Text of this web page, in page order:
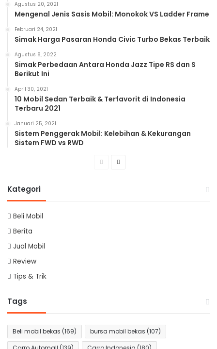
Agustus 20, 2021
Mengenal Jenis Sasis Mobil: Monokok VS Ladder Frame
Februari 24, 2021
Simak Harga Pasaran Honda Civic Turbo Bekas Terbaik
Agustus 8, 2022
Simak Perbedaan Antara Honda Jazz Tipe RS dan S
Berikut Ini
April 30, 2021
10 Mobil Sedan Terbaik & Terfavorit di Indonesia
Terbaru 2021
Januari 25, 2021
Sistem Penggerak Mobil: Kelebihan & Kekurangan
Sistem FWD vs RWD
PreviousNext
Kategori
Beli Mobil
Berita
Jual Mobil
Review
Tips & Trik
Tags
Beli mobil bekas (169) bursa mobil bekas (107)